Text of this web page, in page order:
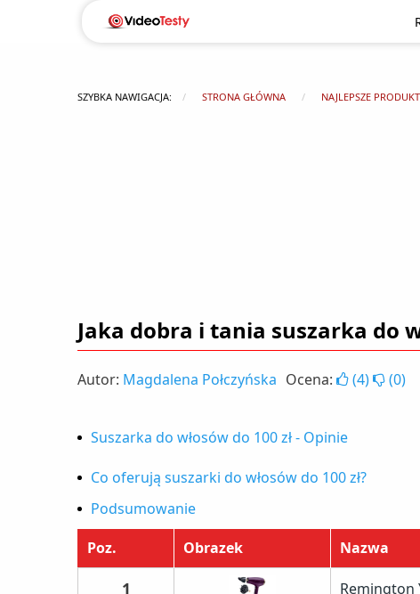
SZYBKA NAWIGACJA: STRONA GŁÓWNA NAJLEPSZE
Jaka dobra i tania suszarka do
Autor: Magdalena Połczyńska Ocena: (4) (0)
Suszarka do włosów do 100 zł - Opinie
1. Remington Your Style D5219
2. Remington Pro-Air Shine D5215
3. Babyliss Turbo Smooth 2200 D572DE
Co oferują suszarki do włosów do 100 zł?
Podsumowanie
Poz.
Obrazek Nazwa
1 Remington